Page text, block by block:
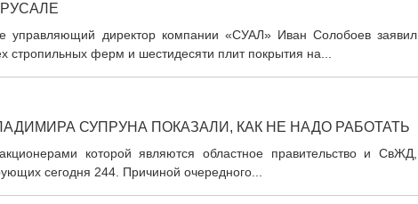
управляющий директор компании «СУАЛ» Иван Солобоев заявил
стропильных ферм и шестидесяти плит покрытия на...
СУПРУНА ПОКАЗАЛИ, КАК НЕ НАДО РАБОТАТЬ
которой являются областное правительство и СвЖД,
сегодня 244. Причиной очередного...